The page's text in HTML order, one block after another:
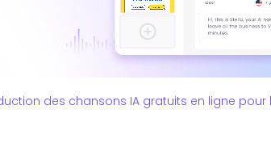
des chansons IA gratuits en ligne